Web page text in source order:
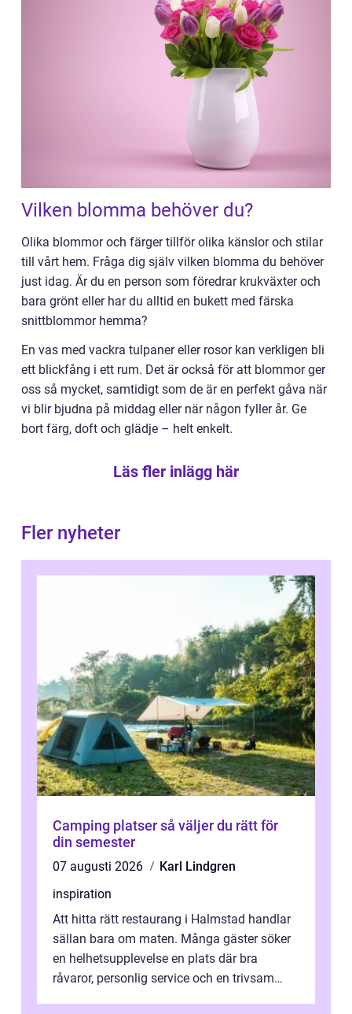
Vilken blomma behöver du?
Olika blommor och färger tillför olika känslor och stilar
till vårt hem. Fråga dig själv vilken blomma du behöver
just idag. Är du en person som föredrar krukväxter och
bara grönt eller har du alltid en bukett med färska
snittblommor hemma?
En vas med vackra tulpaner eller rosor kan verkligen bli
ett blickfång i ett rum. Det är också för att blommor ger
oss så mycket, samtidigt som de är en perfekt gåva när
vi blir bjudna på middag eller när någon fyller år. Ge
bort färg, doft och glädje – helt enkelt.
Läs fler inlägg här
Fler nyheter
Camping platser så väljer du rätt för
din semester
07 augusti 2026
Karl Lindgren
inspiration
Att hitta rätt restaurang i Halmstad handlar
sällan bara om maten. Många gäster söker
en helhetsupplevelse en plats där bra
råvaror, personlig service och en trivsam